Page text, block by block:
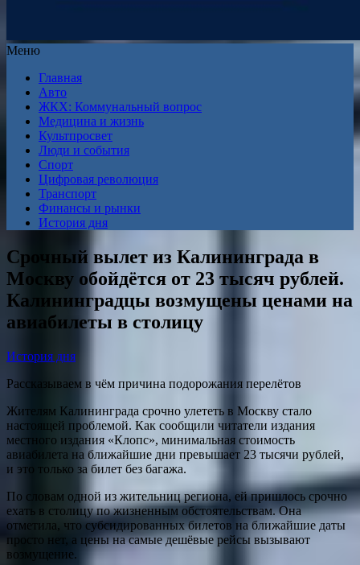
Меню
Главная
Авто
ЖКХ: Коммунальный вопрос
Медицина и жизнь
Культпросвет
Люди и события
Спорт
Цифровая революция
Транспорт
Финансы и рынки
История дня
Срочный вылет из Калининграда в
Москву обойдётся от 23 тысяч рублей.
Калининградцы возмущены ценами на
авиабилеты в столицу
История дня
Рассказываем в чём причина подорожания перелётов
Жителям Калининграда срочно улететь в Москву стало
настоящей проблемой. Как сообщили читатели издания
местного издания «Клопс», минимальная стоимость
авиабилета на ближайшие дни превышает 23 тысячи рублей,
и это только за билет без багажа.
По словам одной из жительниц региона, ей пришлось срочно
ехать в столицу по жизненным обстоятельствам. Она
отметила, что субсидированных билетов на ближайшие даты
просто нет, а цены на самые дешёвые рейсы вызывают
возмущение.